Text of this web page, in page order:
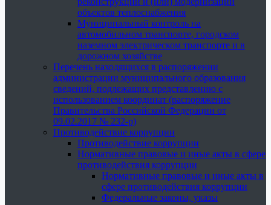
объектов теплоснабжения
Муниципальный контроль на
автомобильном транспорте, городском
наземном электрическом транспорте и в
дорожном хозяйстве
Перечень находящихся в распоряжении
администрации муниципального образования
сведений, подлежащих представлению с
использованием координат (распоряжение
Правительства Российской Федерации от
09.02.2017 № 232-р)
Противодействие коррупции
Противодействие коррупции
Нормативные правовые и иные акты в сфере
противодействия коррупции
Нормативные правовые и иные акты в
сфере противодействия коррупции
Федеральные законы, указы